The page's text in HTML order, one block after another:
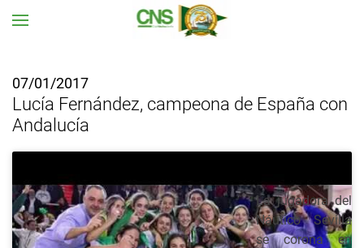
07/01/2017
Lucía Fernández, campeona de España con
Andalucía
La jugadora del
Náutico Sevilla
se corona en